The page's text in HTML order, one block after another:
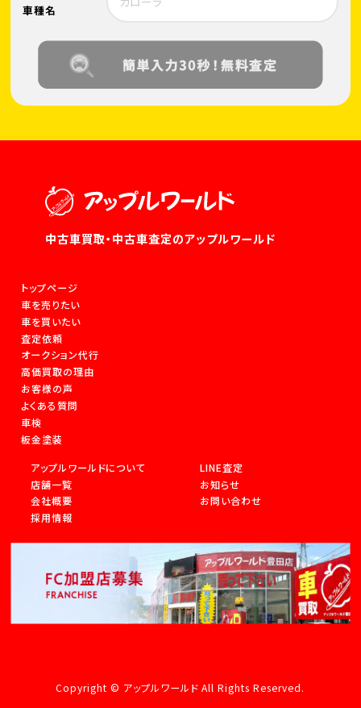
車種名
中古車買取・中古車査定のアップルワールド
トップページ
車を売りたい
車を買いたい
査定依頼
オークション代行
高価買取の理由
お客様の声
よくある質問
車検
板金塗装
アップルワールドについて
店舗一覧
会社概要
採用情報
LINE査定
お知らせ
お問い合わせ
Copyright © アップルワールド All Rights Reserved.